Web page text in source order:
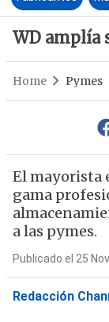
WD amplía
Home Pymes
El mayorista
gama
a las pymes.
Publicado el 25
Redacción